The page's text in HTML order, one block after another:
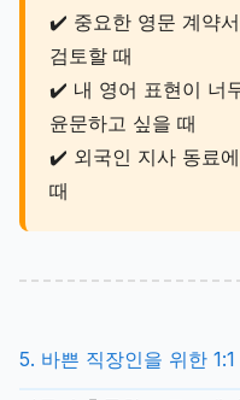
✔️ 중요한 영문 계약
검토할 때
✔️ 내 영어 표현이 너
윤문하고 싶을 때
✔️ 외국인 지사 동료
때
5. 바쁜 직장인을 위한